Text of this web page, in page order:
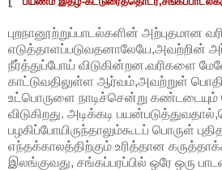
புறநானூற்றுப்பாடல்களின் அற்புதமான
எடுத்தாளப்படுவதனாலேயே,அவற்றின்
நீர்த்துப்போய் விடுகின்றன.வரிகளை
காட்டுவதிலுள்ள ஆர்வம்,அவற்றுள்
உட்பொருளை நாடிச்சென்று கண்டடையும்
விடுகிறது. அடிக்கடி பயன்படுத்துவதால்,
பழகிப்போயிருந்தாலும்கூடப் பொருள்
எந்தக்காலத்திற்கும் உரித்தான
இலங்குவது, சங்கப்பரப்பில் ஒரே ஒரு